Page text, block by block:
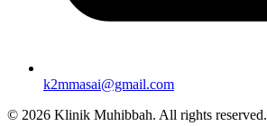
k2mmasai@gmail.com
© 2026 Klinik Muhibbah. All rights reserved.